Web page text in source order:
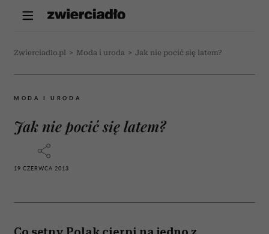
Zwierciadlo.pl > Moda i uroda > Jak nie pocić się latem?
MODA I URODA
Jak nie pocić się latem?
19 CZERWCA 2013